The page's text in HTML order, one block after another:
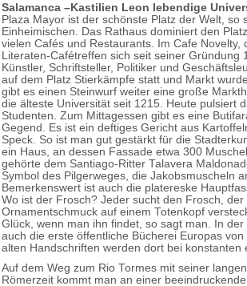
Salamanca –Kastilien Leon lebendige
Plaza Mayor ist der schönste Platz der Welt, so
Einheimischen. Das Rathaus dominiert den
vielen Cafés und Restaurants. Im Cafe Novelty,
Literaten-Cafétreffen sich seit seiner Gründung
Künstler, Schriftsteller, Politiker und
auf dem Platz Stierkämpfe statt und Markt
gibt es einen Steinwurf weiter eine große
die älteste Universität seit 1215. Heute pulsiert
Studenten. Zum Mittagessen gibt es eine
Gegend. Es ist ein deftiges Gericht aus
Speck. So ist man gut gestärkt für die
ein Haus, an dessen Fassade etwa 300
gehörte dem Santiago-Ritter Talavera
Symbol des Pilgerweges, die Jakobsmuscheln
Bemerkenswert ist auch die platereske
Wo ist der Frosch? Jeder sucht den Frosch, der
Ornamentschmuck auf einem Totenkopf
Glück, wenn man ihn findet, so sagt man. In
auch die erste öffentliche Bücherei Europas
alten Handschriften werden dort bei konstanten
Auf dem Weg zum Rio Tormes mit seiner
Römerzeit kommt man an einer